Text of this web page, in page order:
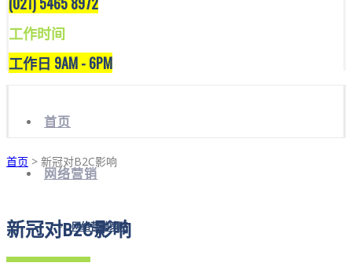
工作时间
工作日 9AM - 6PM
首页
网络营销
网络营销策略
首页 > 新冠对B2C影响
新冠对B2C影响